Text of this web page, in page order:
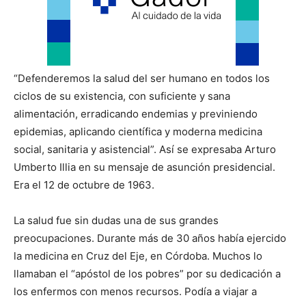
“Defenderemos la salud del ser humano en todos los
ciclos de su existencia, con suficiente y sana
alimentación, erradicando endemias y previniendo
epidemias, aplicando científica y moderna medicina
social, sanitaria y asistencial”. Así se expresaba Arturo
Umberto Illia en su mensaje de asunción presidencial.
Era el 12 de octubre de 1963.
La salud fue sin dudas una de sus grandes
preocupaciones. Durante más de 30 años había ejercido
la medicina en Cruz del Eje, en Córdoba. Muchos lo
llamaban el “apóstol de los pobres” por su dedicación a
los enfermos con menos recursos. Podía a viajar a